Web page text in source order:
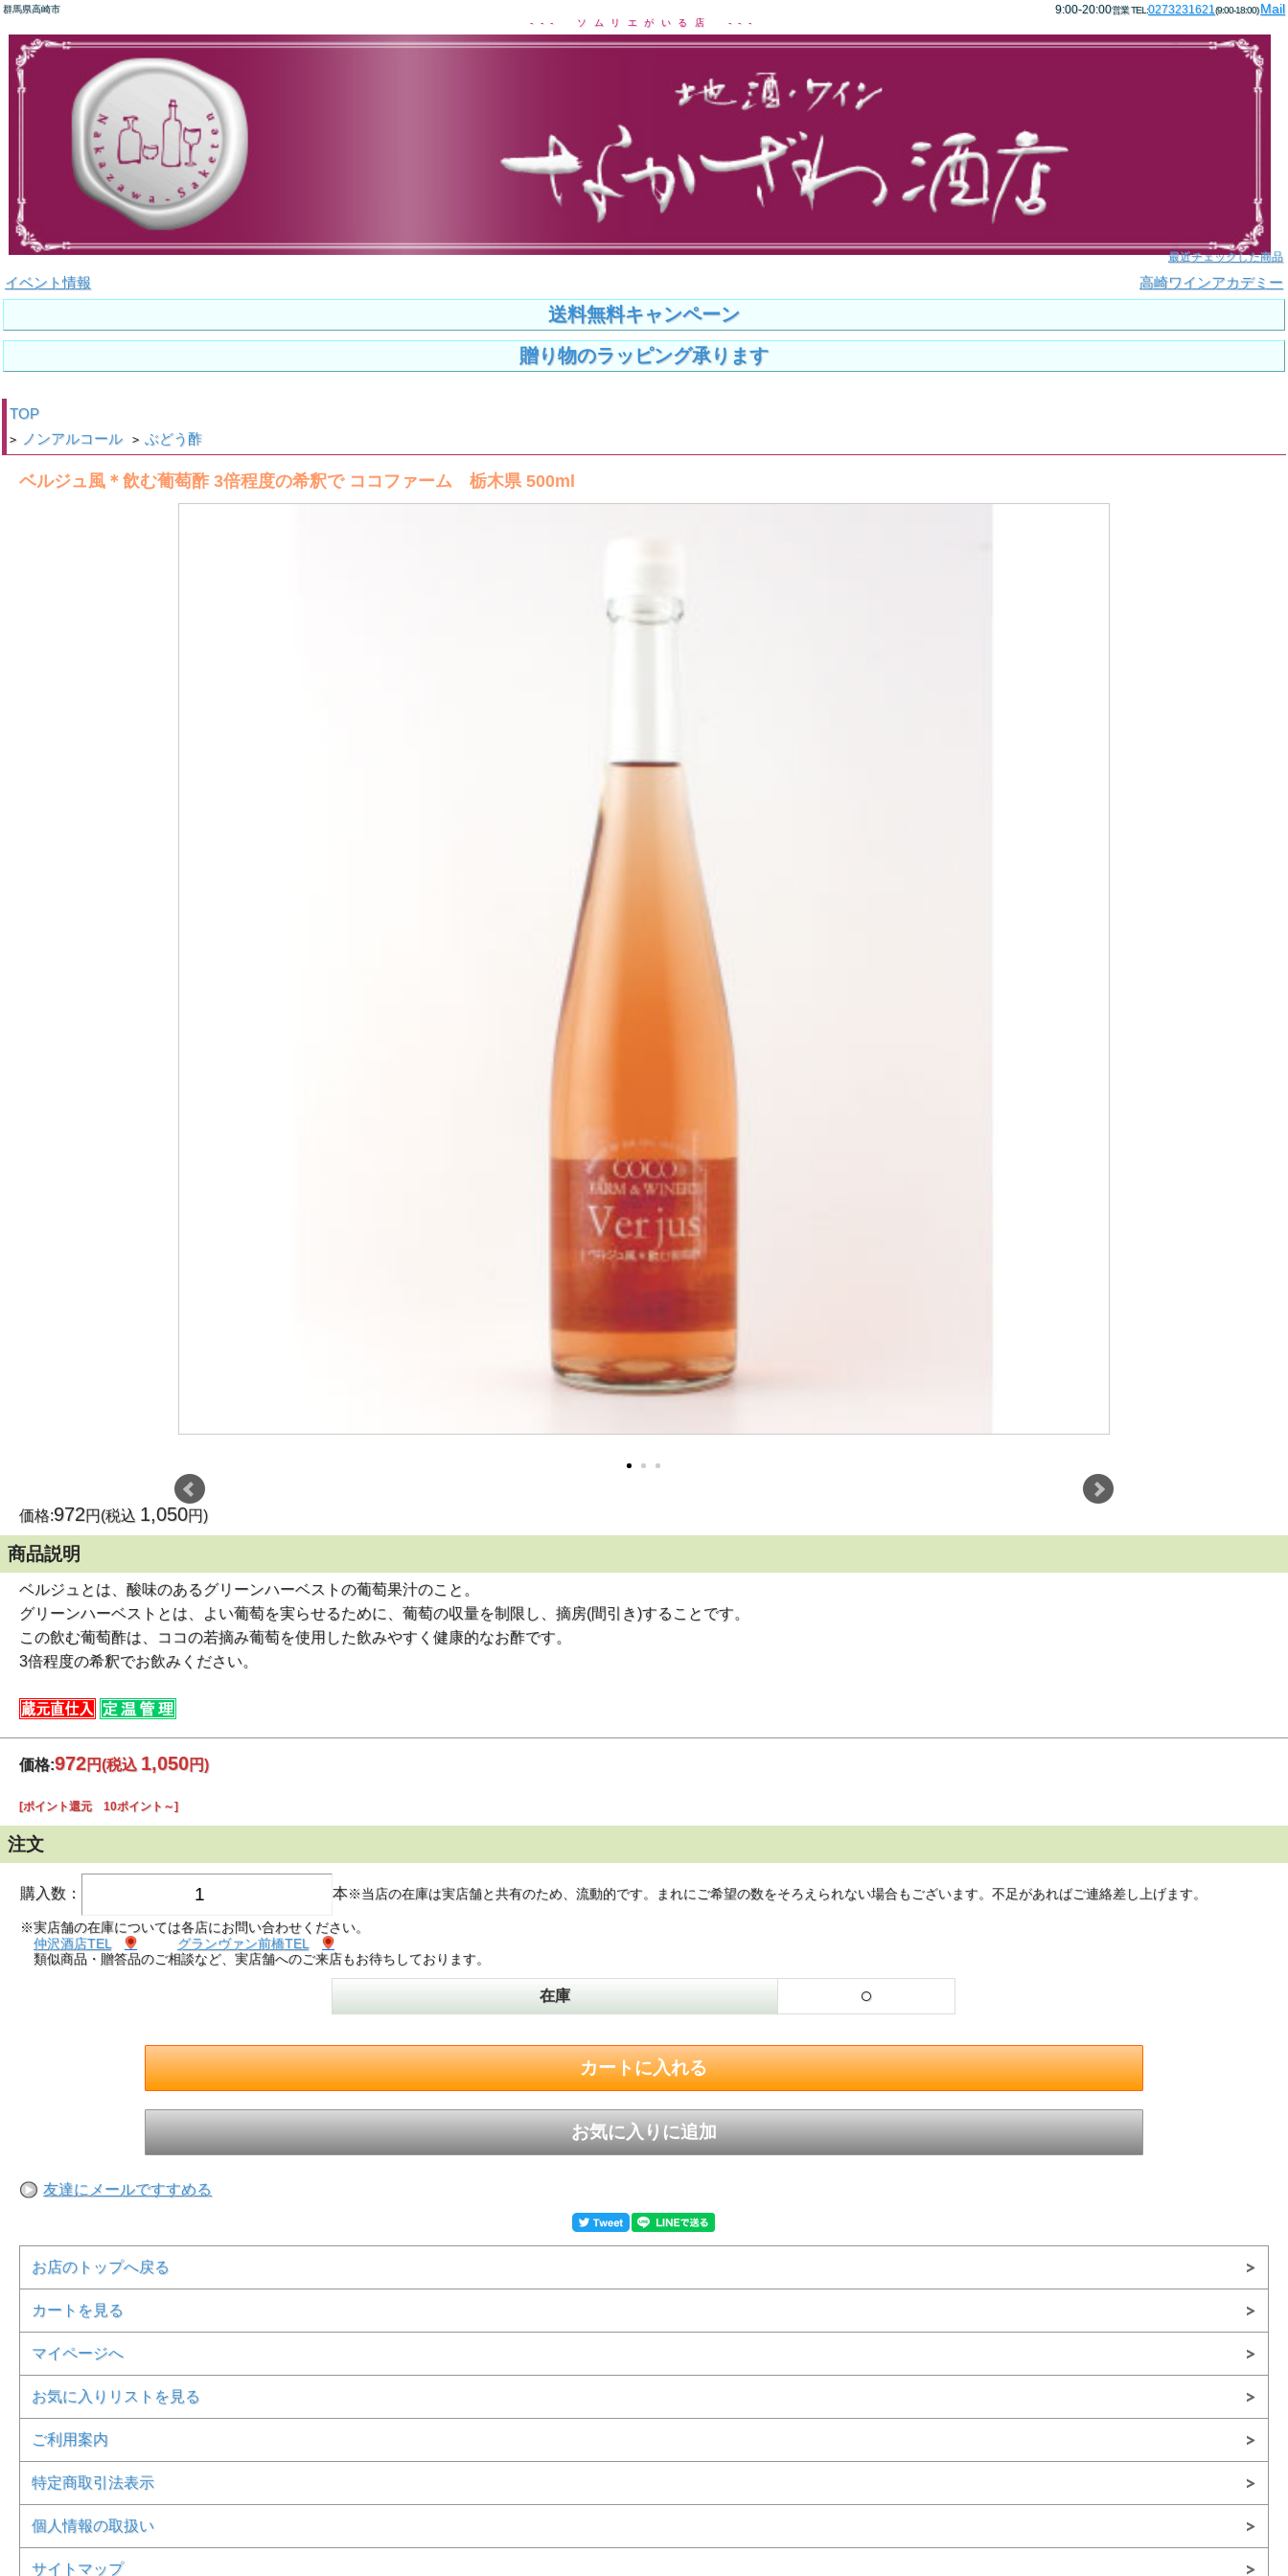
群馬県高崎市 9:00-20:00営業 TEL:0273231621(9:00-18:00)Mail
--- ソムリエがいる店 ---
最近チェックした商品
イベント情報 高崎ワインアカデミー
送料無料キャンペーン
贈り物のラッピング承ります
TOP
> ノンアルコール > ぶどう酢
ベルジュ風＊飲む葡萄酢 3倍程度の希釈で ココファーム 栃木県 500ml
価格:972円(税込 1,050円)
商品説明
ベルジュとは、酸味のあるグリーンハーベストの葡萄果汁のこと。
グリーンハーベストとは、よい葡萄を実らせるために、葡萄の収量を制限し、摘房(間引き)することです。
この飲む葡萄酢は、ココの若摘み葡萄を使用した飲みやすく健康的なお酢です。
3倍程度の希釈でお飲みください。
価格:972円(税込 1,050円)
[ポイント還元 10ポイント～]
注文
購入数： 本※当店の在庫は実店舗と共有のため、流動的です。まれにご希望の数をそろえられない場合もございます。不足があればご連絡差し上げます。
※実店舗の在庫については各店にお問い合わせください。
仲沢酒店TEL
グランヴァン前橋TEL
類似商品・贈答品のご相談など、実店舗へのご来店もお待ちしております。
在庫 ○
友達にメールですすめる
お店のトップへ戻る
カートを見る
マイページへ
お気に入りリストを見る
ご利用案内
特定商取引法表示
個人情報の取扱い
サイトマップ